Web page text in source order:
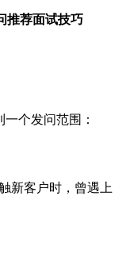
个发问范围：
新客户时，曾遇上